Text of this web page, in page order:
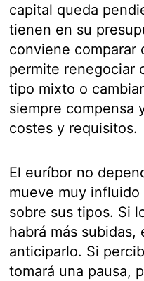
capital queda
tienen en su
conviene comparar
permite renegociar
tipo mixto o
siempre compensa
costes y requisitos.
El euríbor no
mueve muy
sobre sus tipos. Si
habrá más
anticiparlo. Si
tomará una pausa,